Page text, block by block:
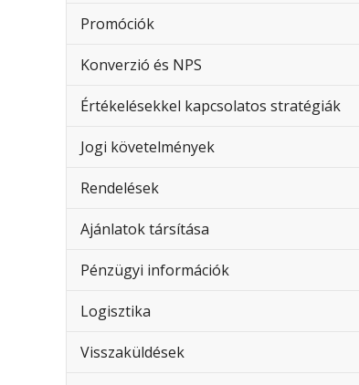
Promóciók
Konverzió és NPS
Értékelésekkel kapcsolatos stratégiák
Jogi követelmények
Rendelések
Ajánlatok társítása
Pénzügyi információk
Logisztika
Visszaküldések